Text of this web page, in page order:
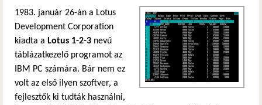
1983. január 26-án a Lotus
Development Corporation
kiadta a Lotus 1-2-3 nevű
táblázatkezelő programot az
IBM PC számára. Bár nem ez
volt az első ilyen szoftver, a
fejlesztők ki tudták használni,